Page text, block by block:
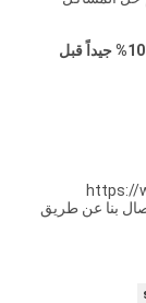
كل آلة تم اختبارها بنسبة 100% جيداً قبل
https://
بنا عن طريق